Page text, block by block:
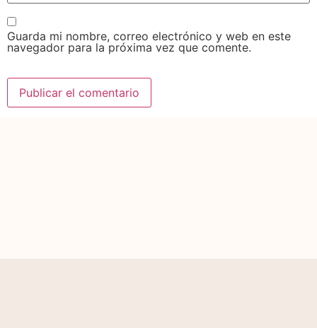
Guarda mi nombre, correo electrónico y web en este
navegador para la próxima vez que comente.